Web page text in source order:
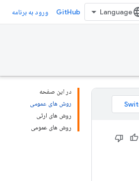
GitHub ورود به برنامه
در این صفحه
روش های عمومی
روش های ارثی
روش های عمومی